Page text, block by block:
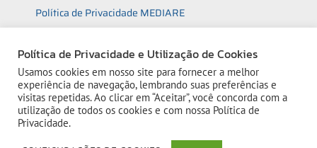
Política de Privacidade MEDIARE
Política de Privacidade e Utilização de Cookies
Usamos cookies em nosso site para fornecer a melhor
experiência de navegação, lembrando suas preferências e
visitas repetidas. Ao clicar em “Aceitar”, você concorda com a
utilização de todos os cookies e com nossa Política de
Privacidade.